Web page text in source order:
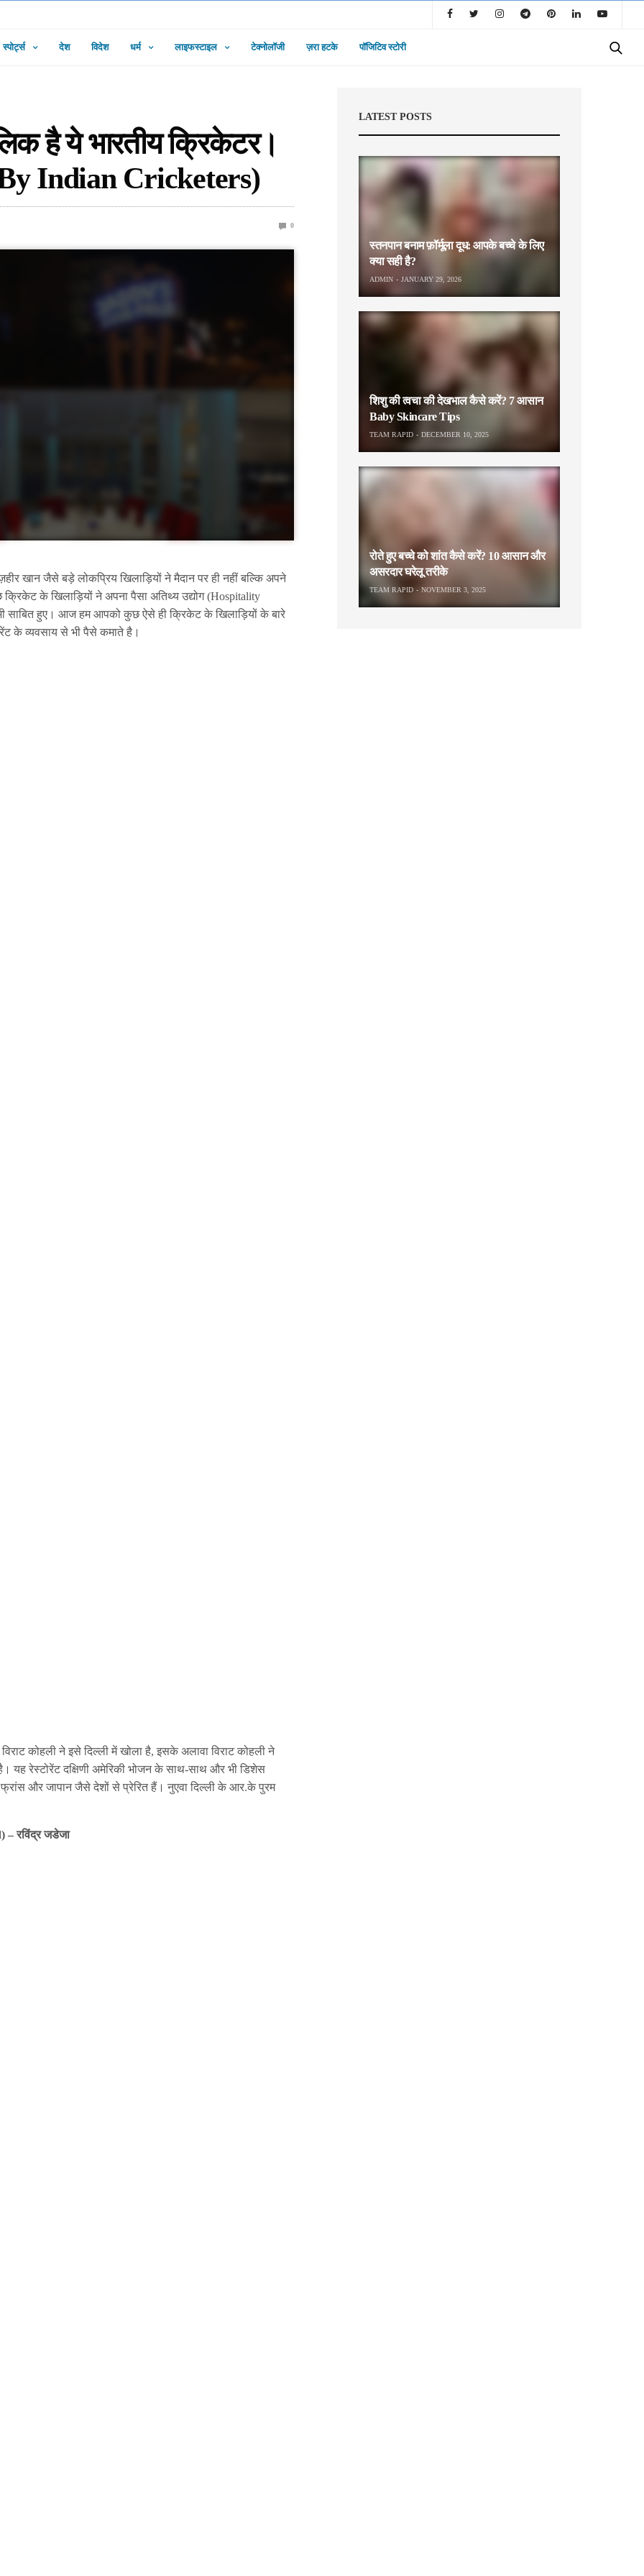
स्पोर्ट्स देश विदेश धर्म लाइफस्टाइल टेक्नोलॉजी ज़रा हटके पॉजिटिव स्टोरी
है ये भारतीय क्रिकेटर।
Indian Cricketers)
0
खान जैसे बड़े लोकप्रिय खिलाड़ियों ने मैदान पर ही नहीं बल्कि अपने
के खिलाड़ियों ने अपना पैसा अतिथ्य उद्योग (Hospitality
साबित हुए। आज हम आपको कुछ ऐसे ही क्रिकेट के खिलाड़ियों के बारे
के व्यवसाय से भी पैसे कमाते है।
कोहली ने इसे दिल्ली में खोला है, इसके अलावा विराट कोहली ने
यह रेस्टोरेंट दक्षिणी अमेरिकी भोजन के साथ-साथ और भी डिशेस
फ्रांस और जापान जैसे देशों से प्रेरित हैं। नुएवा दिल्ली के आर.के पुरम
– रविंद्र जडेजा
LATEST POSTS
स्तनपान बनाम फ़ॉर्मूला दूध: आपके बच्चे के लिए
क्या सही है?
ADMIN JANUARY 29, 2026
शिशु की त्वचा की देखभाल कैसे करें? 7 आसान
Baby Skincare Tips
TEAM RAPID DECEMBER 10, 2025
रोते हुए बच्चे को शांत कैसे करें? 10 आसान और
असरदार घरेलू तरीके
TEAM RAPID NOVEMBER 3, 2025